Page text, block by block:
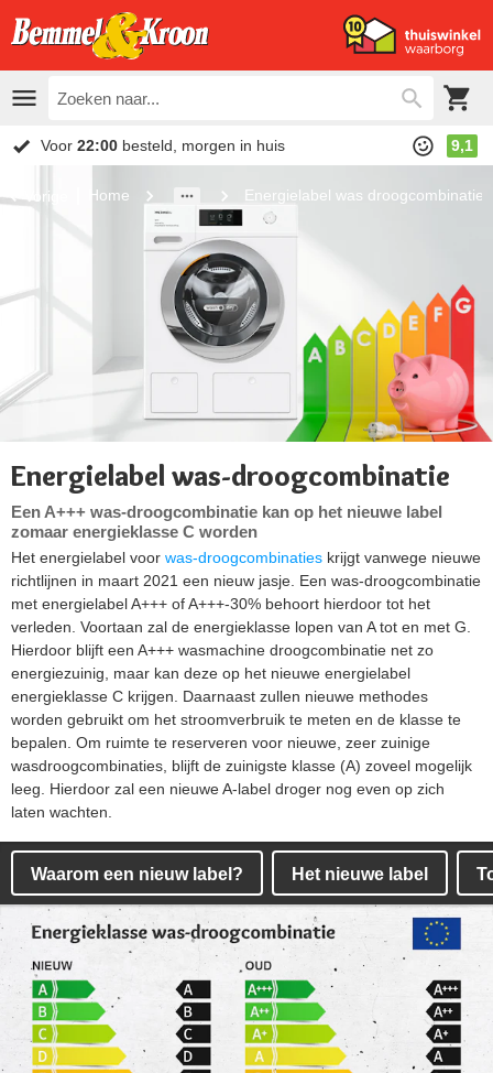
Voor 22:00 besteld, morgen in huis 9,1
Vorige Home Energielabel was droogcombinatie
Energielabel was-droogcombinatie
Een A+++ was-droogcombinatie kan op het nieuwe label
zomaar energieklasse C worden
Het energielabel voor was-droogcombinaties krijgt vanwege nieuwe
richtlijnen in maart 2021 een nieuw jasje. Een was-droogcombinatie
met energielabel A+++ of A+++-30% behoort hierdoor tot het
verleden. Voortaan zal de energieklasse lopen van A tot en met G.
Hierdoor blijft een A+++ wasmachine droogcombinatie net zo
energiezuinig, maar kan deze op het nieuwe energielabel
energieklasse C krijgen. Daarnaast zullen nieuwe methodes
worden gebruikt om het stroomverbruik te meten en de klasse te
bepalen. Om ruimte te reserveren voor nieuwe, zeer zuinige
wasdroogcombinaties, blijft de zuinigste klasse (A) zoveel mogelijk
leeg. Hierdoor zal een nieuwe A-label droger nog even op zich
laten wachten.
Waarom een nieuw label? Het nieuwe label